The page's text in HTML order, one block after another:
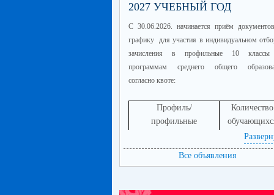
2027 УЧЕБНЫЙ ГОД
С 30.06.2026. начинается приём
графику для участия в индивидуальном
зачисления в профильные 10
программам среднего общего
согласно квоте:
Профиль/
профильные
Количество
информационно-
профиль/
60
Все объявления